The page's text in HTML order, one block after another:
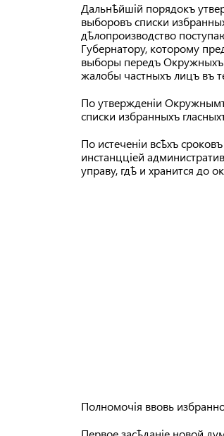
Дальнѣйшій порядокъ
выборовъ списки
дѣлопроизводство
Губернатору, которому
выборы передъ Окружныхъ
жалобы частныхъ лицъ въ
По утвержденіи
списки избранныхъ
По истеченіи всѣхъ
инстанцціей
управу, гдѣ и хранится до
Полномочія ввовь